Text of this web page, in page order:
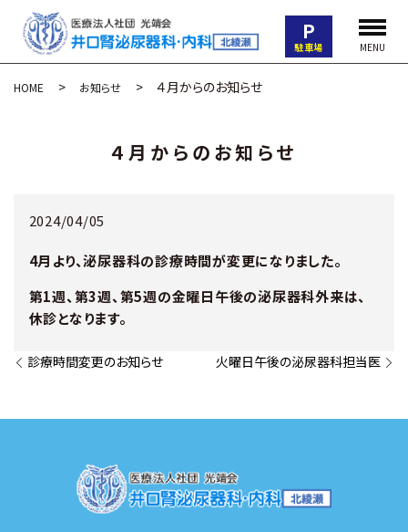
P
駐車場 MENU
HOME お知らせ ４月からのお知らせ
４月からのお知らせ
2024/04/05
4月より、泌尿器科の診療時間が変更になりました。
第1週、第3週、第5週の金曜日午後の泌尿器科外来は、
休診となります。
診療時間変更のお知らせ 火曜日午後の泌尿器科担当医